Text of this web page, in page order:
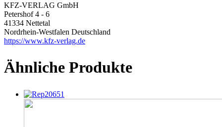
KFZ-VERLAG GmbH
Petershof 4 - 6
41334 Nettetal
Nordrhein-Westfalen Deutschland
https://www.kfz-verlag.de
Ähnliche Produkte